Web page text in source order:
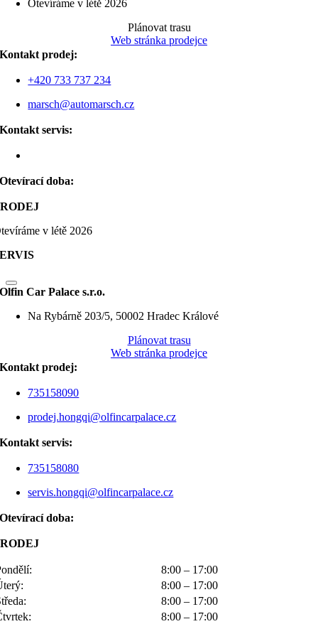
Otevíráme v létě 2026
Plánovat trasu
Web stránka prodejce
Kontakt prodej:
+420 733 737 234
marsch@automarsch.cz
Kontakt servis:
Otevírací doba:
v létě 2026
Olfin Car Palace s.r.o.
Na Rybárně 203/5, 50002 Hradec Králové
Plánovat trasu
Web stránka prodejce
Kontakt prodej:
735158090
prodej.hongqi@olfincarpalace.cz
Kontakt servis:
735158080
servis.hongqi@olfincarpalace.cz
Otevírací doba:
8:00 – 17:00
8:00 – 17:00
8:00 – 17:00
8:00 – 17:00